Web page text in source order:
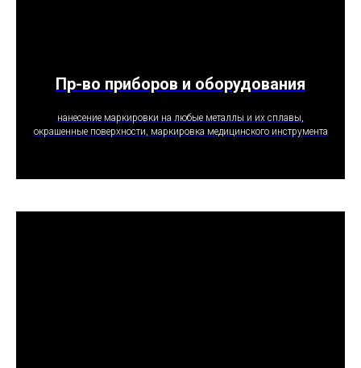
Пр-во приборов и оборудования
нанесение маркировки на любые металлы и их сплавы,
окрашенные поверхности, маркировка медицинского инструмента
ПОЛУЧИТЬ ПРЕДЛОЖЕНИЕ